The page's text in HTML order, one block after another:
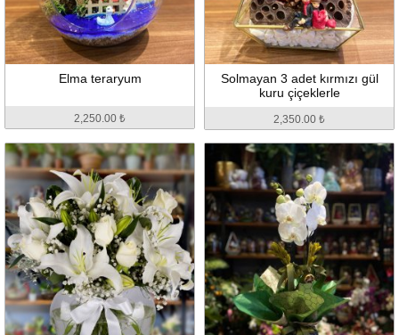
Elma teraryum
2,250.00 ₺
Solmayan 3 adet kırmızı gül
kuru çiçeklerle
2,350.00 ₺